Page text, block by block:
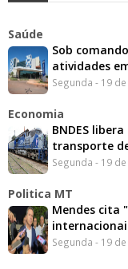
Saúde
Sob
atividades
Segunda - 19
Economia
BNDES
transporte
Segunda - 19
Politica MT
Mendes cita
Segunda - 19